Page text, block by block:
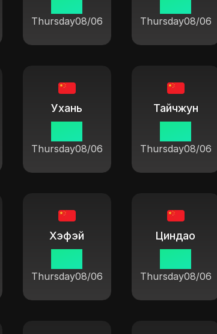
Thursday08/06 Thursday08/06
Ухань
Thursday08/06
Тайчжун
Thursday08/06
Хэфэй
Thursday08/06
Циндао
Thursday08/06